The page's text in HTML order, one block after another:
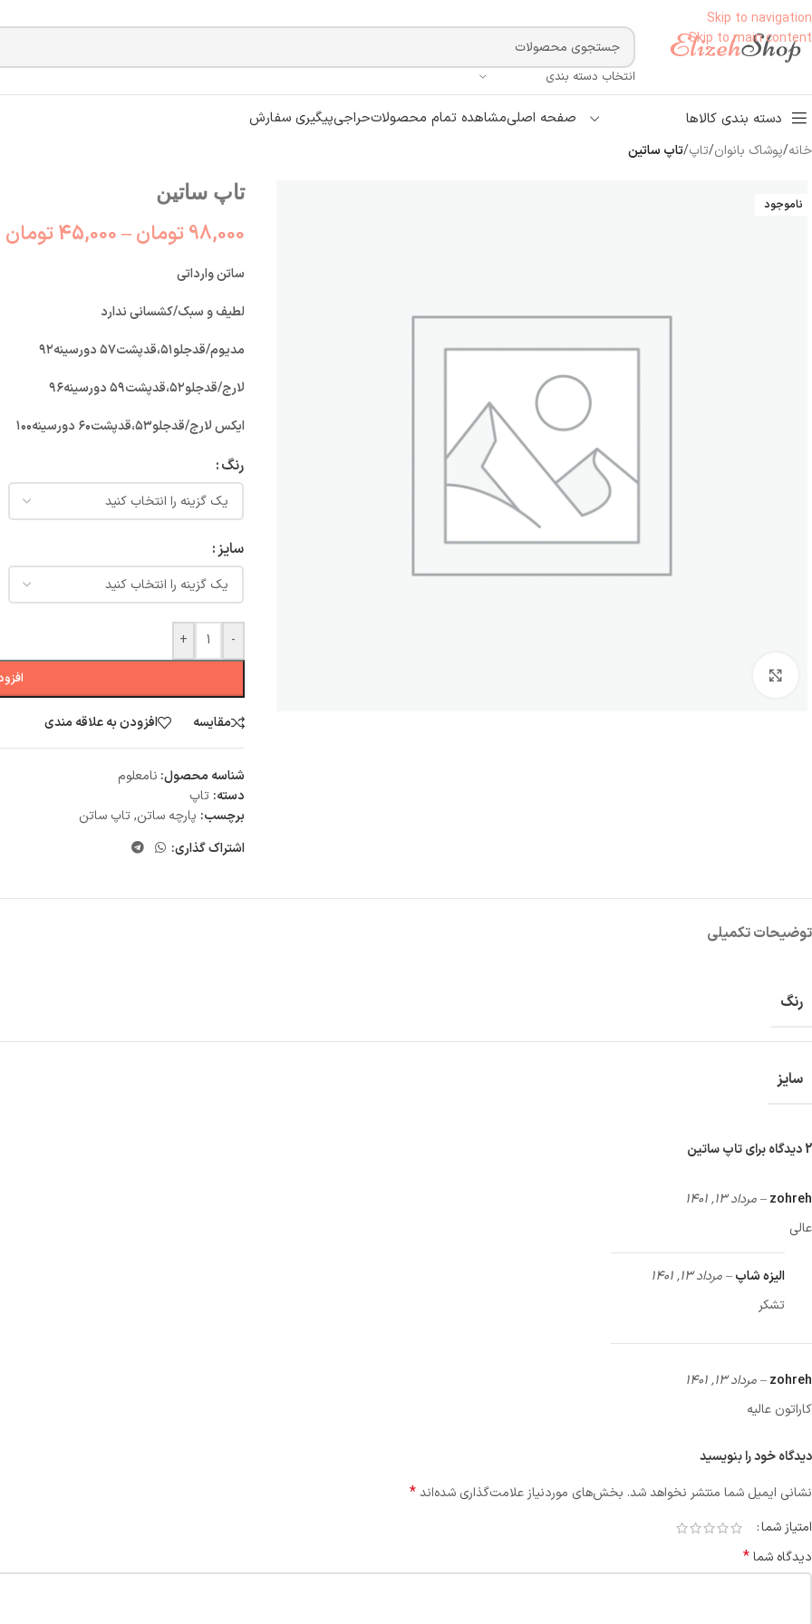
Skip to navigation
Skip to main content
انتخاب دسته بندی
دسته بندی کالاها صفحه اصلیمشاهده تمام محصولاتحراجیپیگیری سفارش
خانه/پوشاک بانوان/تاپ/تاپ ساتين
ناموجود
تاپ ساتين
98,000تومان–
45,000تومان
ساتن وارداتي
لطيف و سبك/كشساني ندارد
مديوم/قدجلو٥١،قدپشت٥٧ دورسينه٩٢
لارج/قدجلو٥٢،قدپشت٥٩ دورسينه٩٦
ايكس لارج/قدجلو٥٣،قدپشت٦٠ دورسينه١٠٠
رنگ
سایز
-
+
مقایسه افزودن به علاقه مندی
شناسه محصول: نامعلوم
دسته: تاپ
برچسب: پارچه ساتن,تاپ ساتن
اشتراک گذاری:
توضیحات تکمیلی
رنگ
سایز
2 دیدگاه برای تاپ ساتين
zohreh
–مرداد 13, 1401
عالی
الیزه شاپ–مرداد 13, 1401
تشکر
zohreh
–مرداد 13, 1401
کاراتون عالیه
دیدگاه خود را بنویسید
نشانی ایمیل شما منتشر نخواهد شد. بخش‌های موردنیاز علامت‌گذاری شده‌اند*
امتیاز شما
دیدگاه شما*